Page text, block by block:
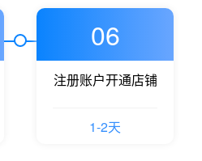
06
注册账户开通店铺
1-2天